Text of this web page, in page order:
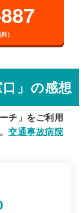
ら探す
）
口」の感想
チ」をご利用
交通事故病院